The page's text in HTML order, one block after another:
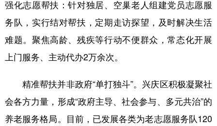
强化志愿帮扶：针对独居、空巢老人组建党员志愿服
务队，实行结对帮扶，定期走访探望，及时解决生活
难题。聚焦高龄、残疾等行动不便群众，常态化开展
上门服务、主动代办2万余次。
精准帮扶并非政府“单打独斗”。兴庆区积极凝聚社
会各方力量，形成“政府主导、社会参与、多元共治”的
养老服务格局。目前，已发展各类为老志愿服务队120